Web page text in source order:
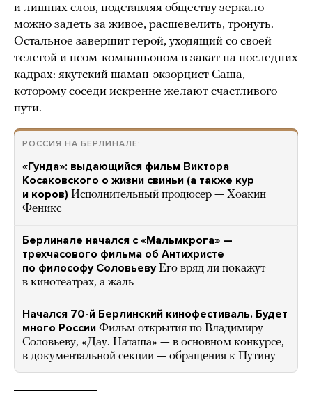
и лишних слов, подставляя обществу зеркало —
можно задеть за живое, расшевелить, тронуть.
Остальное завершит герой, уходящий со своей
телегой и псом-компаньоном в закат на последних
кадрах: якутский шаман-экзорцист Саша,
которому соседи искренне желают счастливого
пути.
РОССИЯ НА БЕРЛИНАЛЕ:
«Гунда»: выдающийся фильм Виктора
Косаковского о жизни свиньи (а также кур
и коров) Исполнительный продюсер — Хоакин
Феникс
Берлинале начался с «Мальмкрога» —
трехчасового фильма об Антихристе
по философу Соловьеву Его вряд ли покажут
в кинотеатрах, а жаль
Начался 70-й Берлинский кинофестиваль. Будет
много России Фильм открытия по Владимиру
Соловьеву, «Дау. Наташа» — в основном конкурсе,
в документальной секции — обращения к Путину